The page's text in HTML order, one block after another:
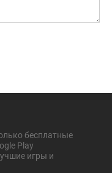
бесплатные
Play
игры и